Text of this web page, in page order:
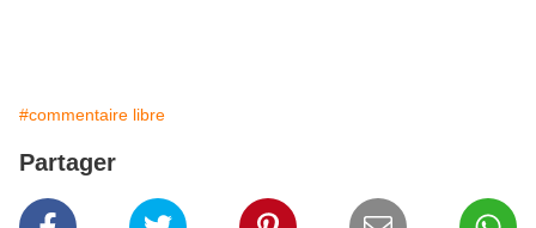
#commentaire libre
Partager